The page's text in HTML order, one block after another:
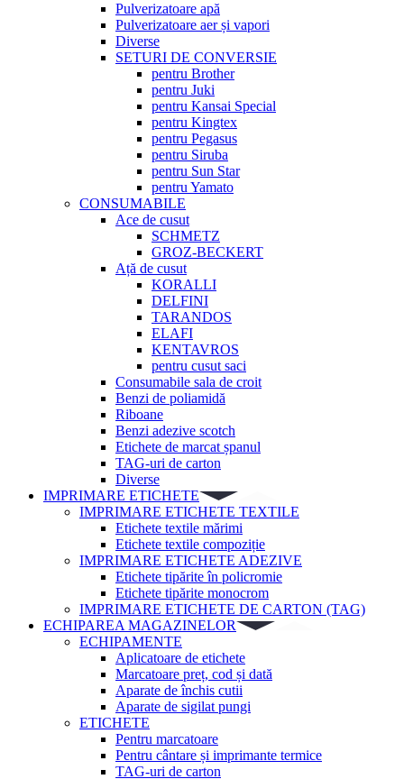
Pulverizatoare apă
Pulverizatoare aer și vapori
Diverse
SETURI DE CONVERSIE
pentru Brother
pentru Juki
pentru Kansai Special
pentru Kingtex
pentru Pegasus
pentru Siruba
pentru Sun Star
pentru Yamato
CONSUMABILE
Ace de cusut
SCHMETZ
GROZ-BECKERT
Ață de cusut
KORALLI
DELFINI
TARANDOS
ELAFI
KENTAVROS
pentru cusut saci
Consumabile sala de croit
Benzi de poliamidă
Riboane
Benzi adezive scotch
Etichete de marcat șpanul
TAG-uri de carton
Diverse
IMPRIMARE ETICHETE
IMPRIMARE ETICHETE TEXTILE
Etichete textile mărimi
Etichete textile compoziție
IMPRIMARE ETICHETE ADEZIVE
Etichete tipărite în policromie
Etichete tipărite monocrom
IMPRIMARE ETICHETE DE CARTON (TAG)
ECHIPAREA MAGAZINELOR
ECHIPAMENTE
Aplicatoare de etichete
Marcatoare preț, cod și dată
Aparate de închis cutii
Aparate de sigilat pungi
ETICHETE
Pentru marcatoare
Pentru cântare și imprimante termice
TAG-uri de carton